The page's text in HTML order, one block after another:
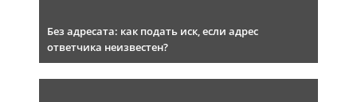
Без адресата: как подать иск, если адрес
ответчика неизвестен?